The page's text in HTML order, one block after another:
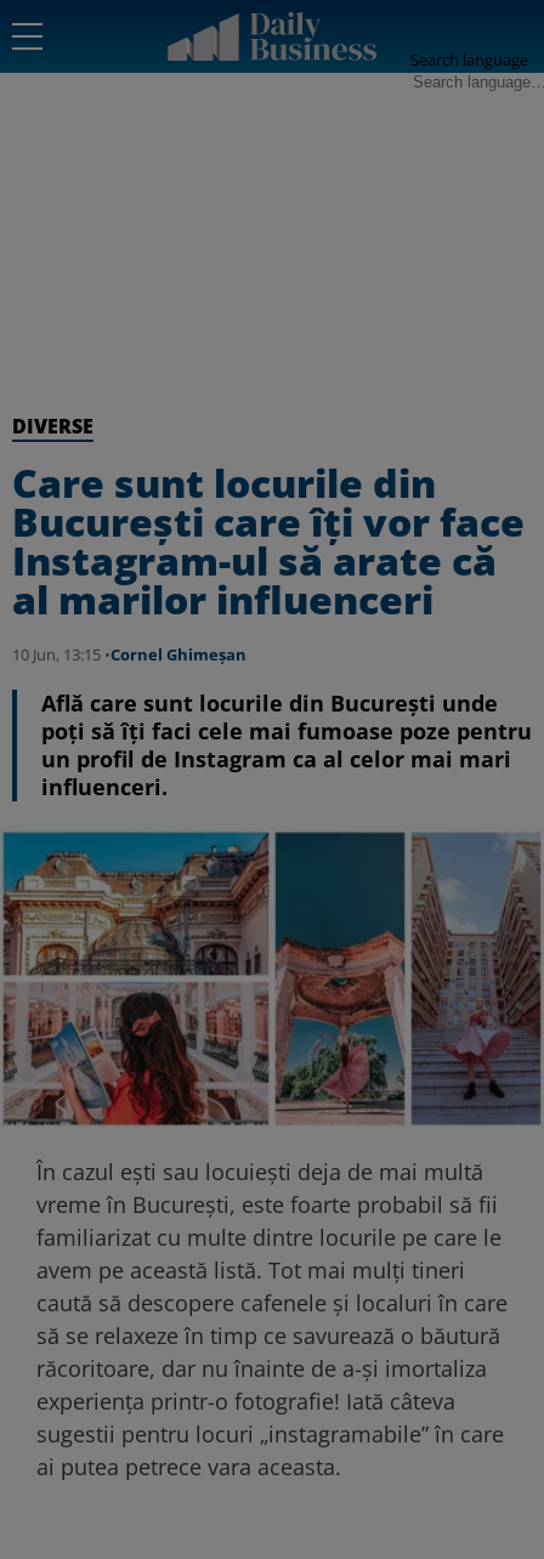
Search language
DIVERSE
Care sunt locurile din
București care îți vor face
Instagram-ul să arate că
al marilor influenceri
10 Jun, 13:15 •Cornel Ghimeșan
Află care sunt locurile din București unde
poți să îți faci cele mai fumoase poze pentru
un profil de Instagram ca al celor mai mari
influenceri.
În cazul ești sau locuiești deja de mai multă
vreme în București, este foarte probabil să fii
familiarizat cu multe dintre locurile pe care le
avem pe această listă. Tot mai mulți tineri
caută să descopere cafenele și localuri în care
să se relaxeze în timp ce savurează o băutură
răcoritoare, dar nu înainte de a-și imortaliza
experiența printr-o fotografie! Iată câteva
sugestii pentru locuri „instagramabile” în care
ai putea petrece vara aceasta.